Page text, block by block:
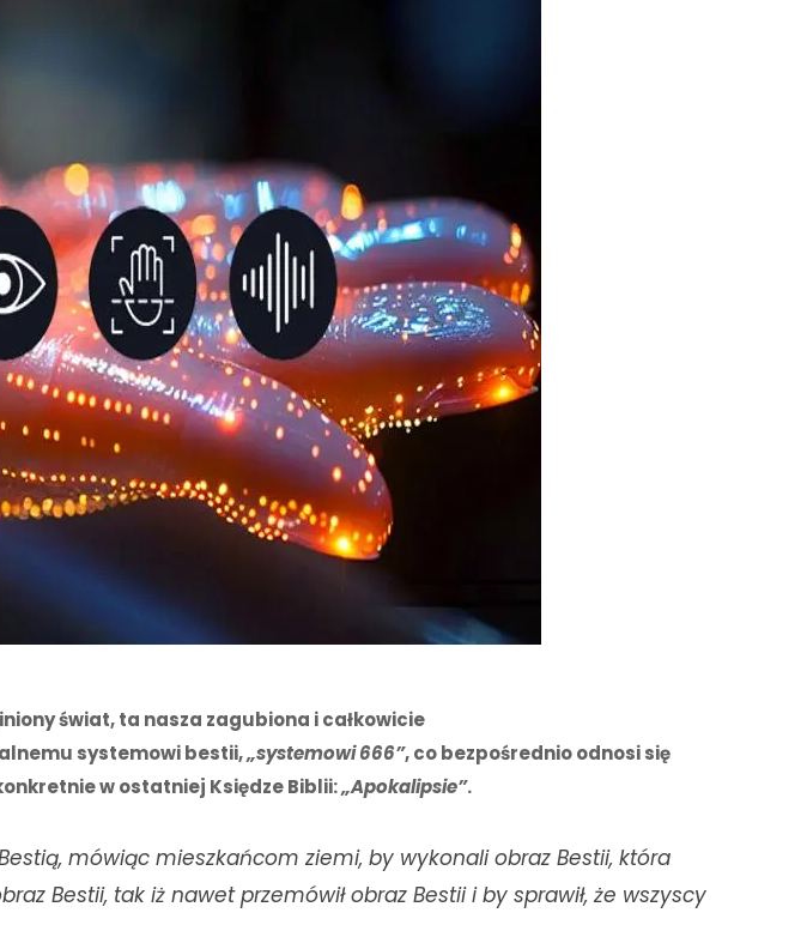
świat, ta nasza zagubiona i całkowicie
systemowi bestii,„systemowi 666”, co bezpośrednio odnosi się
w ostatniej Księdze Biblii:„Apokalipsie”.
mówiąc mieszkańcom ziemi, by wykonali obraz Bestii, która
Bestii, tak iż nawet przemówił obraz Bestii i by sprawił, że wszyscy